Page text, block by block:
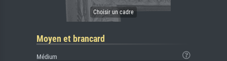
Moyen et brancard
Médium